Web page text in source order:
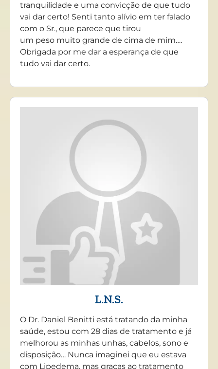
tranquilidade e uma convicção de que tudo
vai dar certo! Senti tanto alívio em ter falado
com o Sr., que parece que tirou
um peso muito grande de cima de mim….
Obrigada por me dar a esperança de que
tudo vai dar certo.
L.N.S.
O Dr. Daniel Benitti está tratando da minha
saúde, estou com 28 dias de tratamento e já
melhorou as minhas unhas, cabelos, sono e
disposição… Nunca imaginei que eu estava
com Lipedema, mas graças ao tratamento